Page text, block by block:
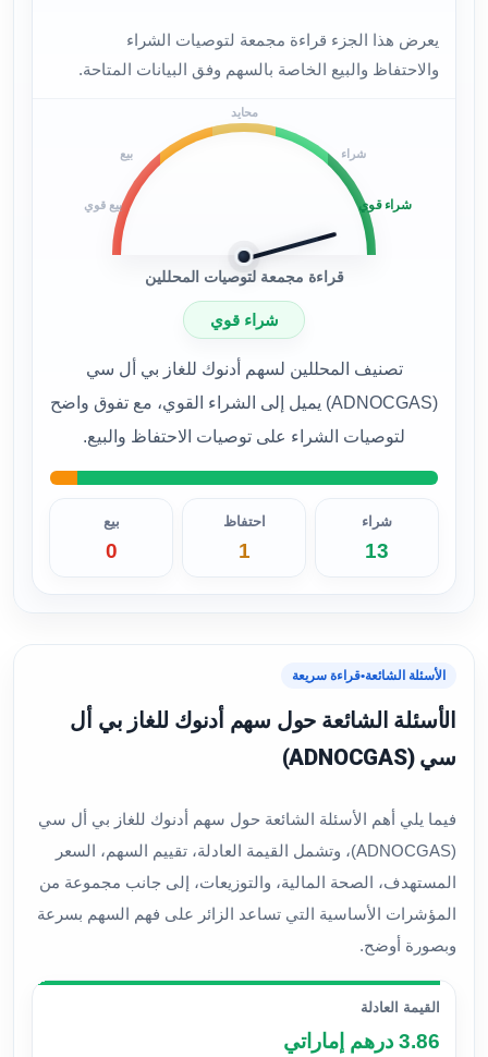
يعرض هذا الجزء قراءة مجمعة لتوصيات الشراء
والاحتفاظ والبيع الخاصة بالسهم وفق البيانات المتاحة.
بيع قوي
بيع
محايد
شراء
شراء قوي
قراءة مجمعة لتوصيات المحللين
شراء قوي
تصنيف المحللين لسهم أدنوك للغاز بي أل سي
(ADNOCGAS) يميل إلى الشراء القوي، مع تفوق واضح
لتوصيات الشراء على توصيات الاحتفاظ والبيع.
شراء
13
احتفاظ
1
بيع
0
الأسئلة الشائعة•قراءة سريعة
الأسئلة الشائعة حول سهم أدنوك للغاز بي أل
سي (ADNOCGAS)
فيما يلي أهم الأسئلة الشائعة حول سهم أدنوك للغاز بي أل سي
(ADNOCGAS)، وتشمل القيمة العادلة، تقييم السهم، السعر
المستهدف، الصحة المالية، والتوزيعات، إلى جانب مجموعة من
المؤشرات الأساسية التي تساعد الزائر على فهم السهم بسرعة
وبصورة أوضح.
القيمة العادلة
3.86 درهم إماراتي